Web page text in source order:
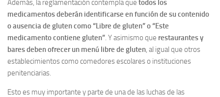
Además, la reglamentación contempla que todos los
medicamentos deberán identificarse en función de su contenido
o ausencia de gluten como “Libre de gluten” o “Este
medicamento contiene gluten”. Y asimismo que restaurantes y
bares deben ofrecer un menú libre de gluten, al igual que otros
establecimientos como comedores escolares o instituciones
penitenciarias.
Esto es muy importante y parte de una de las luchas de las